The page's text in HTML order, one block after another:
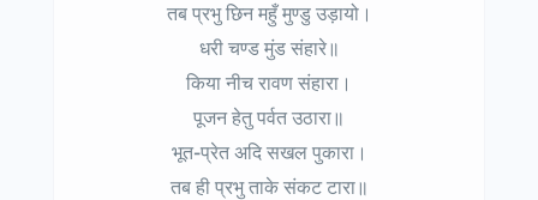
तब प्रभु छिन महुँ मुण्डु उड़ायो।
धरी चण्ड मुंड संहारे॥
किया नीच रावण संहारा।
पूजन हेतु पर्वत उठारा॥
भूत-प्रेत अदि सखल पुकारा।
तब ही प्रभु ताके संकट टारा॥